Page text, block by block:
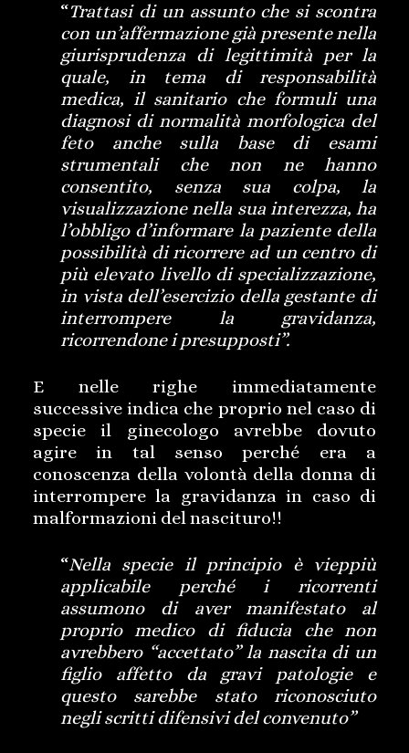
“Trattasi di un assunto che si scontra
con un’affermazione già presente nella
giurisprudenza di legittimità per la
quale, in tema di responsabilità
medica, il sanitario che formuli una
diagnosi di normalità morfologica del
feto anche sulla base di esami
strumentali che non ne hanno
consentito, senza sua colpa, la
visualizzazione nella sua interezza, ha
l’obbligo d’informare la paziente della
possibilità di ricorrere ad un centro di
più elevato livello di specializzazione,
in vista dell’esercizio della gestante di
interrompere la gravidanza,
ricorrendone i presupposti”.
E nelle righe immediatamente
successive indica che proprio nel caso di
specie il ginecologo avrebbe dovuto
agire in tal senso perché era a
conoscenza della volontà della donna di
interrompere la gravidanza in caso di
malformazioni del nascituro!!
“Nella specie il principio è vieppiù
applicabile perché i ricorrenti
assumono di aver manifestato al
proprio medico di fiducia che non
avrebbero “accettato” la nascita di un
figlio affetto da gravi patologie e
questo sarebbe stato riconosciuto
negli scritti difensivi del convenuto”